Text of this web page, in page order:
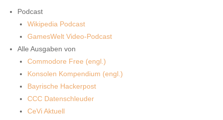
Podcast
Wikipedia Podcast
GamesWelt Video-Podcast
Alle Ausgaben von
Commodore Free (engl.)
Konsolen Kompendium (engl.)
Bayrische Hackerpost
CCC Datenschleuder
CeVi Aktuell